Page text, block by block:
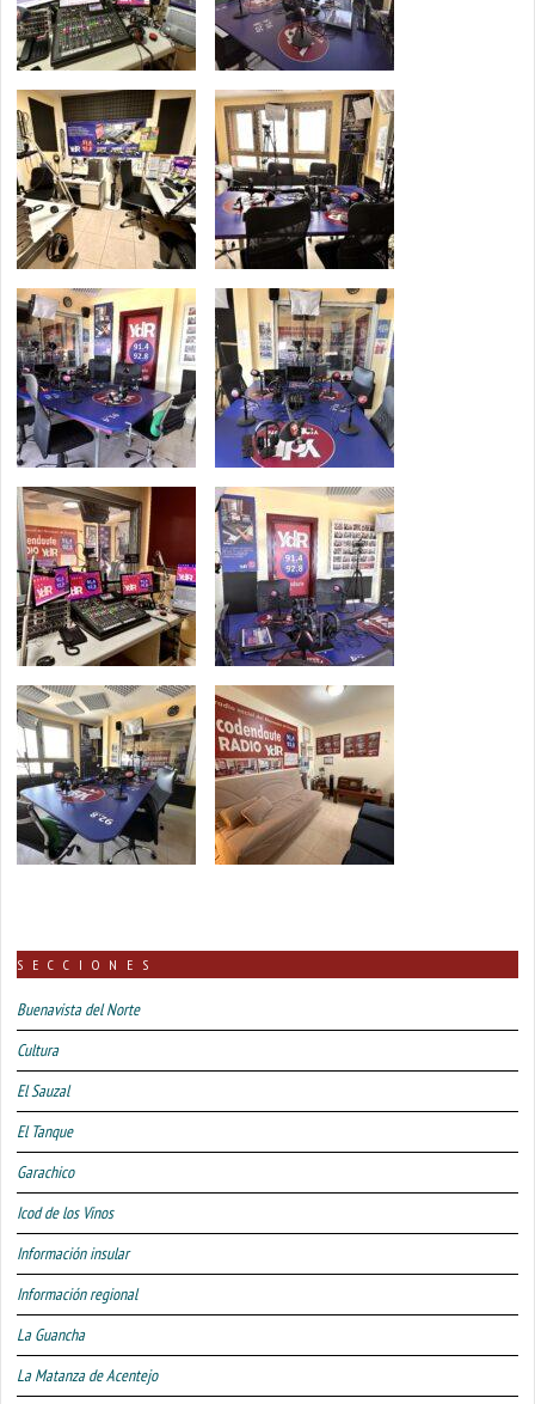
SECCIONES
Buenavista del Norte
Cultura
El Sauzal
El Tanque
Garachico
Icod de los Vinos
Información insular
Información regional
La Guancha
La Matanza de Acentejo